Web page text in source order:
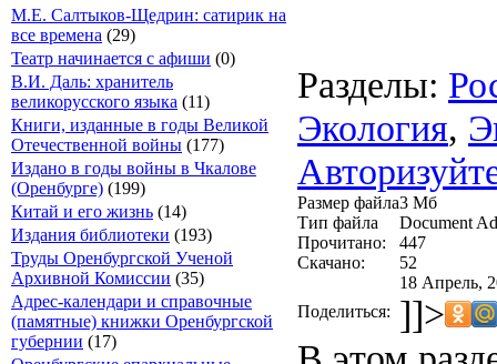
М.Е. Салтыков-Щедрин: сатирик на
все времена (29)
Театр начинается с афиши (0)
В.И. Даль: хранитель
великорусского языка (11)
Книги, изданные в годы Великой
Отечественной войны (177)
Издано в годы войны в Чкалове
(Оренбурге) (199)
Китай и его жизнь (14)
Издания библиотеки (193)
Труды Оренбургской Ученой
Архивной Комиссии (35)
Адрес-календари и справочные
(памятные) книжки Оренбургской
губернии (17)
Разделы:
Экология,
Размер файла3 Mб
Тип файла
Document
Прочитано:
447
Скачано:
52
18 Апрель,
Поделиться: ]]>